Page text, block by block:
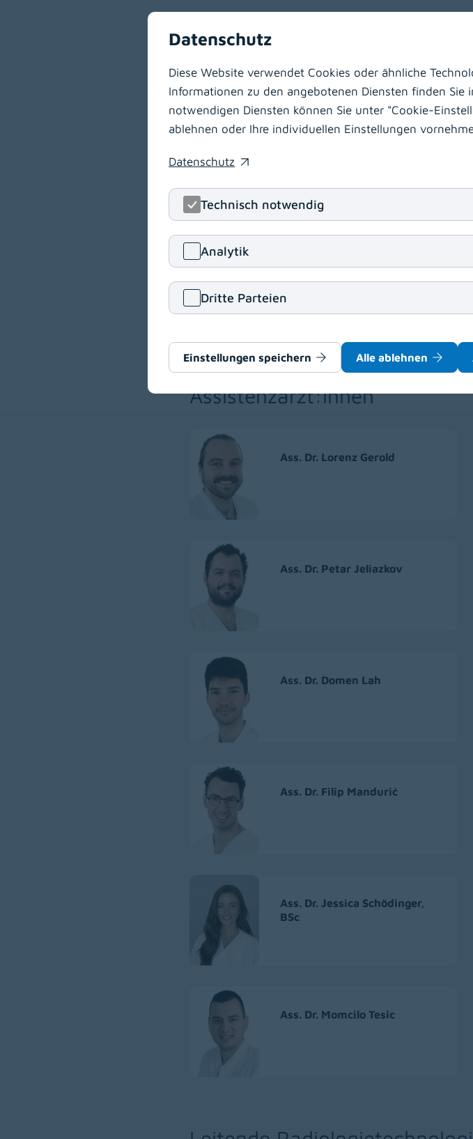
OA Dr. Sioung Chuong (Patrick) Wong,
FRCR (UK), EBIR-ES
Assistenzärzt:innen
Ass. Dr. Lorenz Gerold
Ass. Dr. Petar Jeliazkov
Ass. Dr. Domen Lah
Ass. Dr. Filip Mandurić
Ass. Dr. Jessica Schödinger,
BSc
Ass. Dr. Momcilo Tesic
Datenschutz
Diese Website verwendet Cookies oder ähnliche
Informationen zu den angebotenen Diensten finden
notwendigen Diensten können Sie unter "Cookie-
ablehnen oder Ihre individuellen Einstellungen
Datenschutz
(opens in a new window)
Technisch notwendig
Analytik
Dritte Parteien
Einstellungen speichern Alle ablehnen